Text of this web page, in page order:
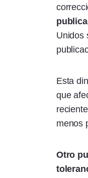
Unidos
Esta
que
menos
Otro